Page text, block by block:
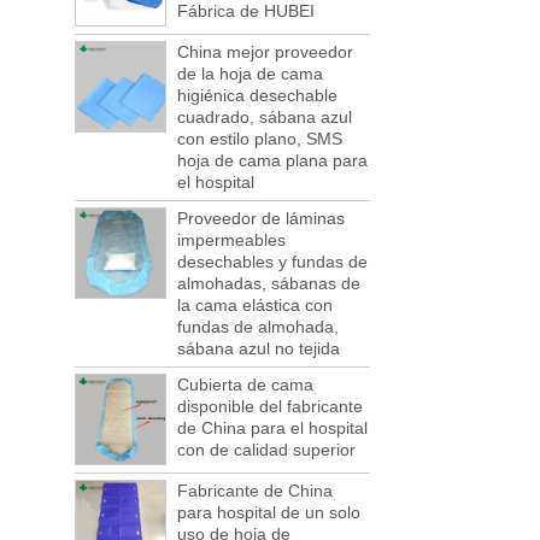
¡ una serie de compañías navieras y
puertos son la falta de contenedores!
¡ Este año en abril y mayo a gran escala la
falta de cajas, todavía mucho comercio
exterior, transporte de mercancías en vano!
¡ Esto no es unos ...
Bienvenido a visitarnos en la 123.ª Feria
de Cantón de China
Le invitamos sinceramente a que se una
a nosotros en la feria comercial de
consumos desechables de Canton Fair que
se celebrará en Guangzhou, China, ...
La industria compuesta global alcanzará
$39,1 mil millones por 2022
Se espera que el mercado compuesto
global alcance los $39,1 mil millones por
2022, y se espera que la tasa de
crecimiento anual compuesta sea 5,1% de
...
¡ una cuenta regresiva para el impuesto
medioambiental comienza! Cada año 50
Fábrica de HUBEI
China mejor proveedor
de la hoja de cama
higiénica desechable
cuadrado, sábana azul
con estilo plano, SMS
hoja de cama plana para
el hospital
Proveedor de láminas
impermeables
desechables y fundas de
almohadas, sábanas de
la cama elástica con
fundas de almohada,
sábana azul no tejida
Cubierta de cama
disponible del fabricante
de China para el hospital
con de calidad superior
Fabricante de China
para hospital de un solo
uso de hoja de